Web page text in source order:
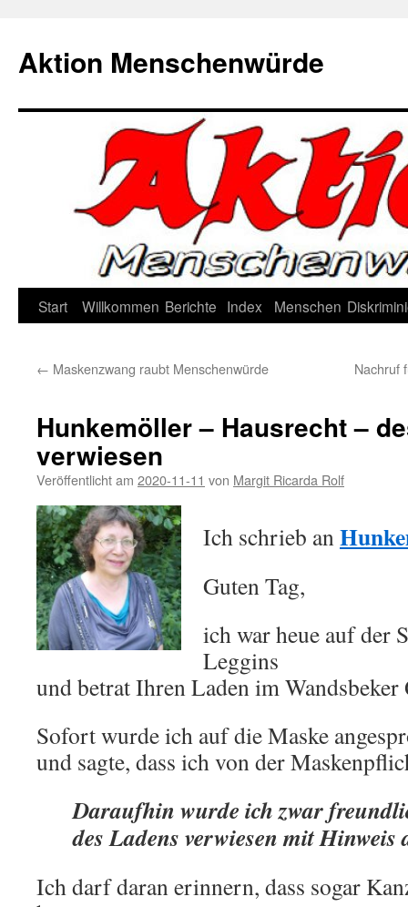
springen
Aktion Menschenwürde
Start Willkommen Berichte Index Menschen
← Maskenzwang raubt Menschenwürde Nachruf
Hunkemöller – Hausrecht –
verwiesen
Veröffentlicht am 2020-11-11 von Margit Ricarda Rolf
Ich schrieb an
Guten Tag,
ich war heue auf der
Leggins
und betrat Ihren Laden im Wandsbeker
Sofort wurde ich auf die Maske
und sagte, dass ich von der
Daraufhin wurde ich zwar
des Ladens verwiesen mit
Ich darf daran erinnern, dass sogar